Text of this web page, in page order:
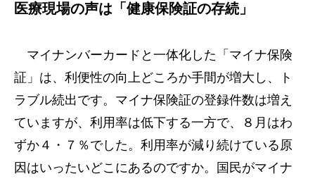
医療現場の声は「健康保険証の存続」
マイナンバーカードと一体化した「マイナ保険
証」は、利便性の向上どころか手間が増大し、ト
ラブル続出です。マイナ保険証の登録件数は増え
ていますが、利用率は低下する一方で、８月はわ
ずか４・７％でした。利用率が減り続けている原
因はいったいどこにあるのですか。国民がマイナ